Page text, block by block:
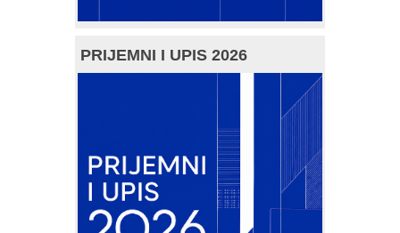
PRIJEMNI I UPIS 2026